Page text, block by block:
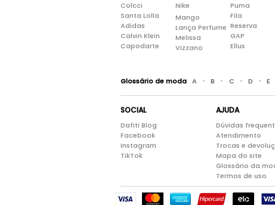
Colcci
Santa Lolla
Adidas
Calvin Klein
Capodarte
Nike
Mango
Lança Perfume
Melissa
Vizzano
Puma
Fila
Reserva
GAP
Ellus
Glossário de moda A • B • C • D • E
SOCIAL
Dafiti Blog
Facebook
Instagram
TikTok
AJUDA
Dúvidas
Atendimento
Trocas e
Mapa do site
Glossário da
Termos de uso